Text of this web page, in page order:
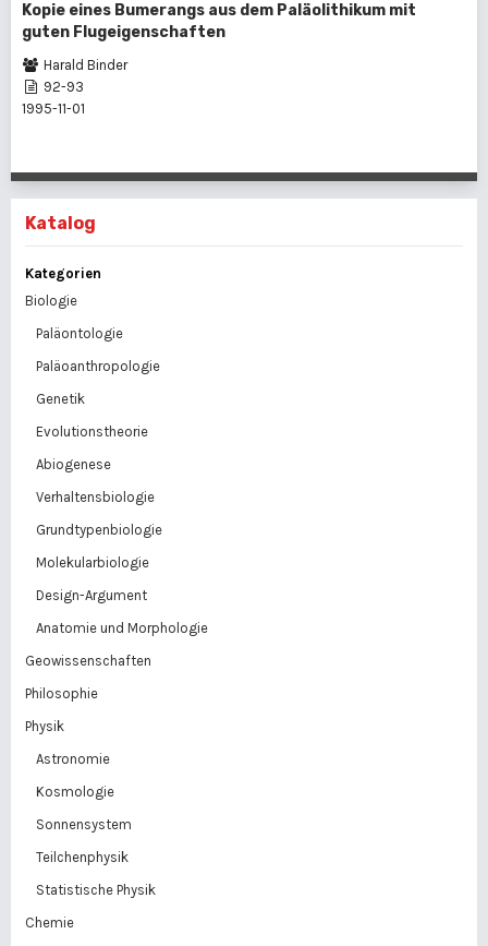
Kopie eines Bumerangs aus dem Paläolithikum mit
guten Flugeigenschaften
Harald Binder
92-93
1995-11-01
Katalog
Kategorien
Biologie
Paläontologie
Paläoanthropologie
Genetik
Evolutionstheorie
Abiogenese
Verhaltensbiologie
Grundtypenbiologie
Molekularbiologie
Design-Argument
Anatomie und Morphologie
Geowissenschaften
Philosophie
Physik
Astronomie
Kosmologie
Sonnensystem
Teilchenphysik
Statistische Physik
Chemie